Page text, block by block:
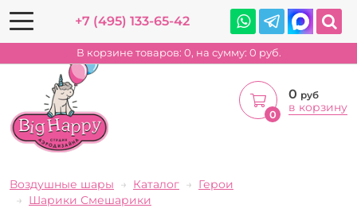
+7 (495) 133-65-42
В корзине товаров: 0, на сумму: 0 руб.
0
0 руб
в корзину
Воздушные шары Каталог
Герои
Шарики Смешарики